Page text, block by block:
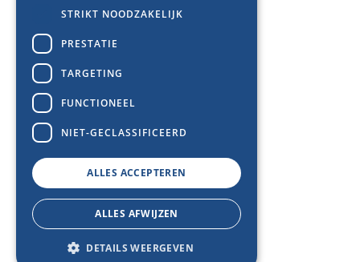
STRIKT NOODZAKELIJK
PRESTATIE
TARGETING
FUNCTIONEEL
NIET-GECLASSIFICEERD
ALLES ACCEPTEREN
ALLES AFWIJZEN
DETAILS WEERGEVEN